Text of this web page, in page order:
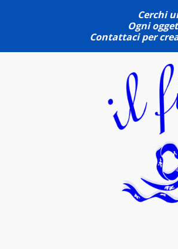
Cerchi
Ogni
Contattaci per